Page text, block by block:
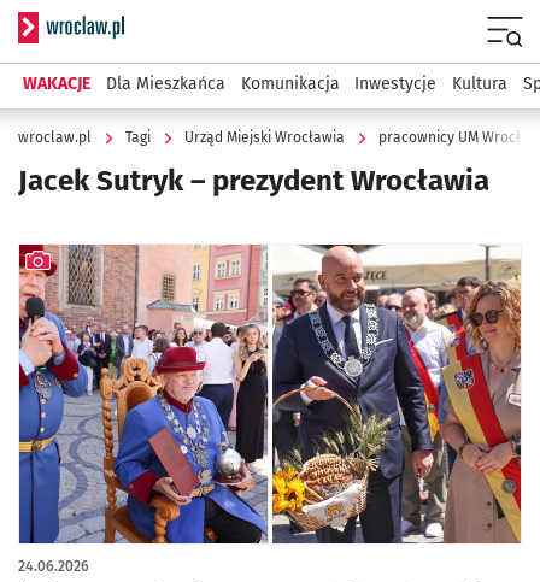
Serwis informacyjny wroclaw.pl
WAKACJE Dla Mieszkańca Komunikacja Inwestycje Kultura
wroclaw.pl Tagi Urząd Miejski Wrocławia pracownicy UM
Jacek Sutryk – prezydent Wrocławia
24.06.2026
artykuł z galerią zdjęć